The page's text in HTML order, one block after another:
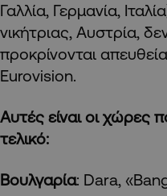
Γαλλία, Γερμανία,
νικήτριας, Αυστρία,
προκρίνονται
Eurovision.
Αυτές είναι οι χώρες
τελικό:
Βουλγαρία: Dara,